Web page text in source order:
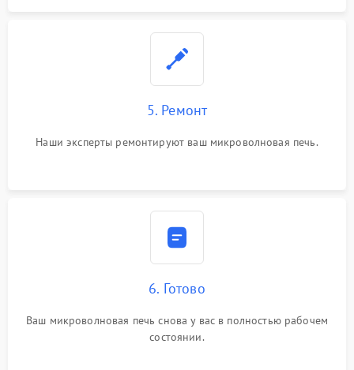
5. Ремонт
Наши эксперты ремонтируют ваш микроволновая печь.
6. Готово
Ваш микроволновая печь снова у вас в полностью рабочем
состоянии.